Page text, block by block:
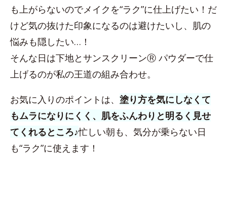
も上がらないのでメイクを“ラク”に仕上げたい！だ
けど気の抜けた印象になるのは避けたいし、肌の
悩みも隠したい…！
そんな日は下地とサンスクリーンⓇ パウダーで仕
上げるのが私の王道の組み合わせ。
お気に入りのポイントは、 塗り方を気にしなくて
もムラになりにくく、肌をふんわりと明るく見せ
てくれるところ♪忙しい朝も、気分が乗らない日
も“ラク”に使えます！